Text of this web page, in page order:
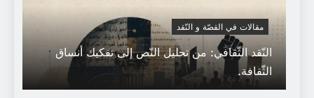
مقالات في القصّة و النّقد
النّقد الثّقافي: من تحليل النّص إلى تفكيك أنساق
الثّقافة.
الشّيخ محمد علي الصّابوني في ذمّة الله تعالى